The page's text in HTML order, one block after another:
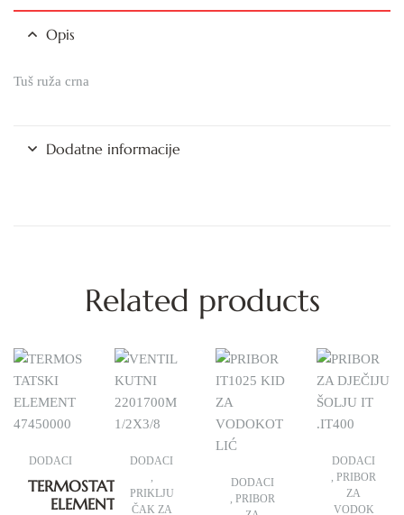
Opis
Tuš ruža crna
Dodatne informacije
Related products
DODACI
TERMOSTATSKI
ELEMENT
DODACI
,
PRIKLJU
ČAK ZA
DODACI
, PRIBOR
DODACI
, PRIBOR
ZA
VODOK